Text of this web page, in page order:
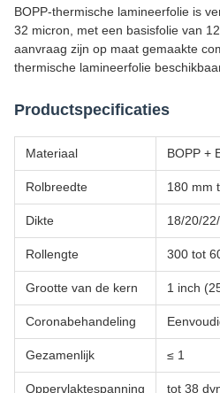
BOPP-thermische lamineerfolie is
32 micron, met een basisfolie van
aanvraag zijn op maat gemaakte
thermische lamineerfolie
Productspecificaties
Materiaal BOPP +
Rolbreedte 180 mm
Dikte 18/20/
Rollengte 300 tot
Grootte van de kern 1 inch
Coronabehandeling
Gezamenlijk ≤ 1
Oppervlaktespanning tot 38